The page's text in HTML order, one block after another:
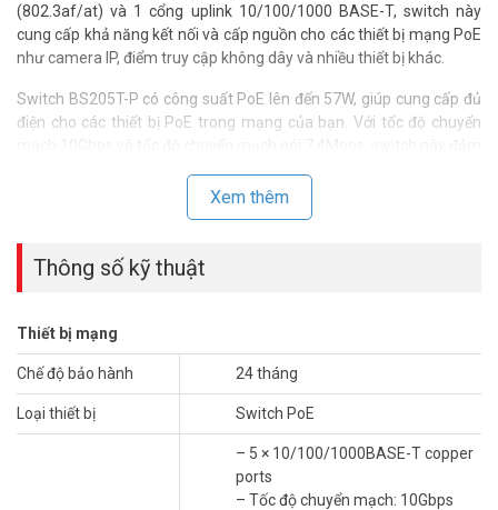
(802.3af/at) và 1 cổng uplink 10/100/1000 BASE-T, switch này
cung cấp khả năng kết nối và cấp nguồn cho các thiết bị mạng PoE
như camera IP, điểm truy cập không dây và nhiều thiết bị khác.
Switch BS205T-P có công suất PoE lên đến 57W, giúp cung cấp đủ
điện cho các thiết bị PoE trong mạng của bạn. Với tốc độ chuyển
trên switch hỗ trợ các chế độ chuyển đổi tiêu chuẩn và cách ly cổng
(standard exchange, port isolation), cho phép bạn tùy chỉnh và
Switch H3C BS205T-P tuân thủ các tiêu chuẩn IEEE802.3,
và khả năng hoạt động ổn định với các thiết bị và mạng khác.
Thông số kỹ thuật Switch Gigabit 5 cổng
PoE H3C Magic BS205T-P
– 5 × 10/100/1000BASE-T copper ports
– Tốc độ chuyển mạch gói: 7.4Mpps
Xem thêm
Thông số kỹ thuật
Thiết bị mạng
Chế độ bảo hành 24 tháng
Loại thiết bị Switch PoE
– 5 × 10/100/1000BASE-T copper
ports
– Tốc độ chuyển mạch: 10Gbps